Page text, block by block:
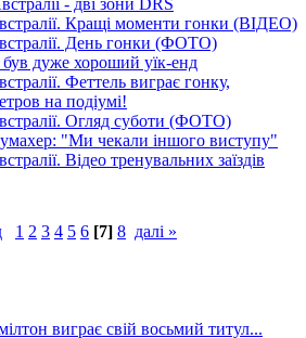
- дві зони DRS
Кращі моменти гонки (ВІДЕО)
День гонки (ФОТО)
дуже хороший уїк-енд
Феттель виграє гонку,
на подіумі!
Огляд суботи (ФОТО)
"Ми чекали іншого виступу"
Відео тренувальних заїздів
1 2 3 4 5 6 [7] 8 далі »